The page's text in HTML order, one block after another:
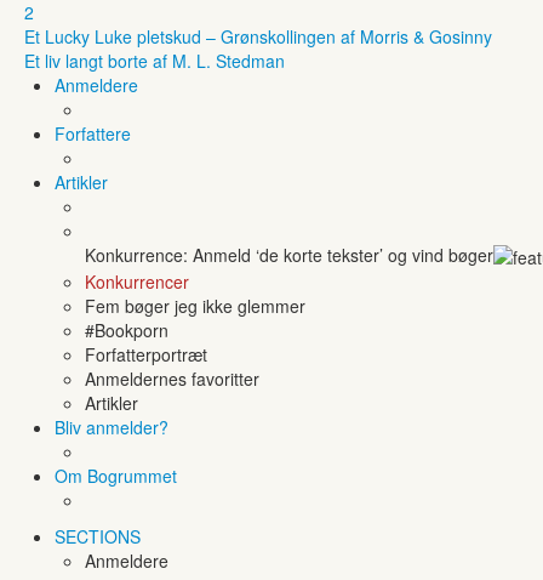
2
Et Lucky Luke pletskud – Grønskollingen af Morris & Gosinny
Et liv langt borte af M. L. Stedman
Anmeldere
Forfattere
Artikler
Konkurrence: Anmeld ‘de korte tekster’ og vind bøger
Konkurrencer
Fem bøger jeg ikke glemmer
#Bookporn
Forfatterportræt
Anmeldernes favoritter
Artikler
Bliv anmelder?
Om Bogrummet
SECTIONS
Anmeldere